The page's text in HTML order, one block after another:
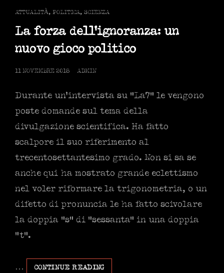
CAT
LINKS
ATTUALITÀ, POLITICA, SCIENZA
La forza dell’ignoranza: un
nuovo gioco politico
POSTED
11 NOVEMBRE 2018 ADMIN
Durante un’intervista su “La7” le vengono
poste domande sul tema della
divulgazione scientifica. Ha fatto
scalpore il suo riferimento al
trecentosettantesimo grado. Non si sa se
anche qui ha mostrato grande eclettismo
nel voler riformare la trigonometria, o un
difetto di pronuncia le ha fatto scivolare
la doppia “s” di “sessanta” in una doppia
“t”.
… CONTINUE READINGLA